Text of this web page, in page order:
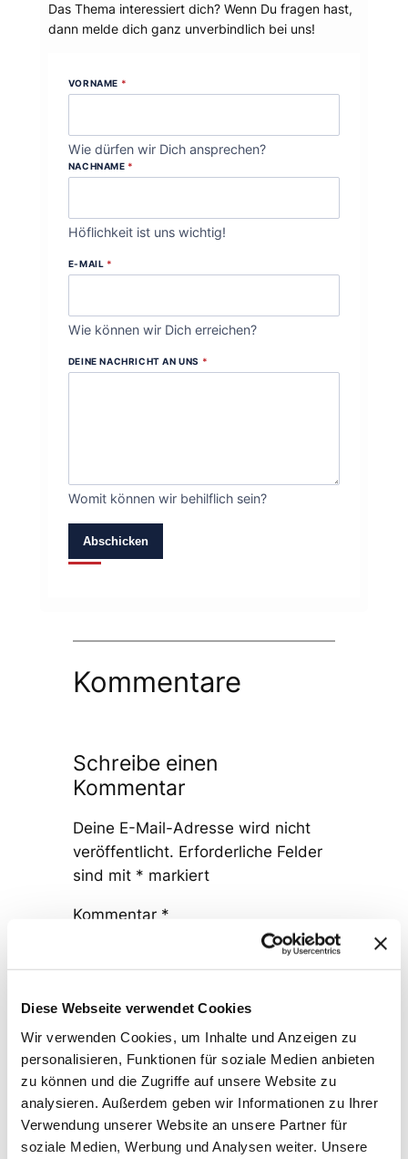
Diese Webseite verwendet Cookies
Wir verwenden Cookies, um Inhalte und Anzeigen zu
personalisieren, Funktionen für soziale Medien anbieten
zu können und die Zugriffe auf unsere Website zu
analysieren. Außerdem geben wir Informationen zu Ihrer
Verwendung unserer Website an unsere Partner für
soziale Medien, Werbung und Analysen weiter. Unsere
Das Thema interessiert dich? Wenn Du fragen hast,
dann melde dich ganz unverbindlich bei uns!
VORNAME *
Wie dürfen wir Dich ansprechen?
NACHNAME *
Höflichkeit ist uns wichtig!
E-MAIL *
Wie können wir Dich erreichen?
DEINE NACHRICHT AN UNS *
Womit können wir behilflich sein?
Abschicken
Kommentare
Schreibe einen
Kommentar
Deine E-Mail-Adresse wird nicht
veröffentlicht. Erforderliche Felder
sind mit * markiert
Kommentar *
Name*
E-Mail-Adresse*